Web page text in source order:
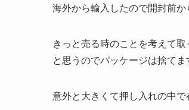
海外から輸入したので開封前
きっと売る時のことを考えて
と思うのでパッケージは捨てま
意外と大きくて押し入れの中